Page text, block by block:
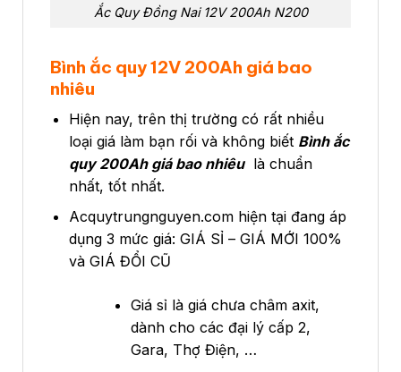
Ắc Quy Đồng Nai 12V 200Ah N200
Bình ắc quy 12V 200Ah giá bao
nhiêu
Hiện nay, trên thị trường có rất nhiều
loại giá làm bạn rối và không biết Bình ắc
quy 200Ah giá bao nhiêulà chuẩn
nhất, tốt nhất.
Acquytrungnguyen.com hiện tại đang áp
dụng 3 mức giá: GIÁ SỈ – GIÁ MỚI 100%
và GIÁ ĐỔI CŨ
Giá sỉ là giá chưa châm axit,
dành cho các đại lý cấp 2,
Gara, Thợ Điện, …